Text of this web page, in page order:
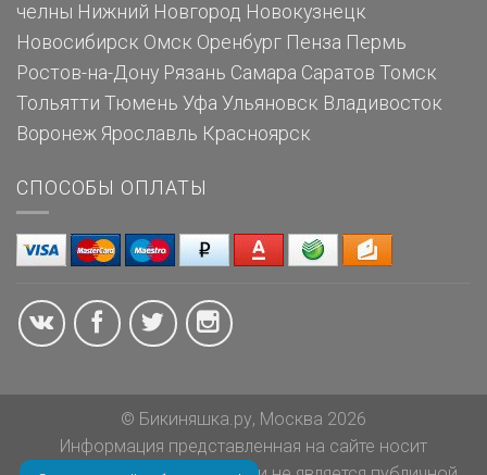
челны Нижний Новгород Новокузнецк
Новосибирск Омск Оренбург Пенза Пермь
Ростов-на-Дону Рязань Самара Саратов Томск
Тольятти Тюмень Уфа Ульяновск Владивосток
Воронеж Ярославль Красноярск
СПОСОБЫ ОПЛАТЫ
© Бикиняшка.ру, Москва 2026
Информация представленная на сайте носит